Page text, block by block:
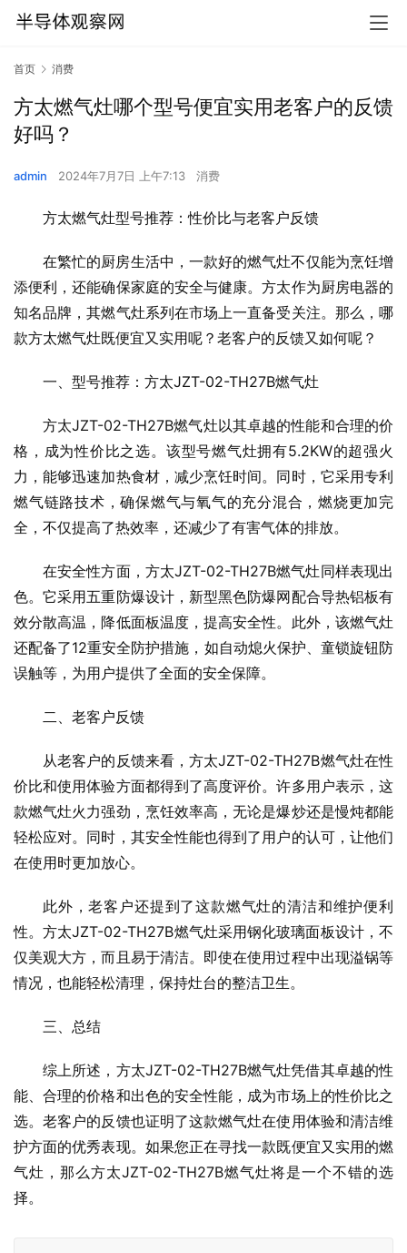
首页 消费
方太燃气灶哪个型号便宜实用老客户的反馈
好吗？
admin 2024年7月7日 上午7:13 消费
方太燃气灶型号推荐：性价比与老客户反馈
在繁忙的厨房生活中，一款好的燃气灶不仅能为烹饪增
添便利，还能确保家庭的安全与健康。方太作为厨房电器的
知名品牌，其燃气灶系列在市场上一直备受关注。那么，哪
款方太燃气灶既便宜又实用呢？老客户的反馈又如何呢？
一、型号推荐：方太JZT-02-TH27B燃气灶
方太JZT-02-TH27B燃气灶以其卓越的性能和合理的价
格，成为性价比之选。该型号燃气灶拥有5.2KW的超强火
力，能够迅速加热食材，减少烹饪时间。同时，它采用专利
燃气链路技术，确保燃气与氧气的充分混合，燃烧更加完
全，不仅提高了热效率，还减少了有害气体的排放。
在安全性方面，方太JZT-02-TH27B燃气灶同样表现出
色。它采用五重防爆设计，新型黑色防爆网配合导热铝板有
效分散高温，降低面板温度，提高安全性。此外，该燃气灶
还配备了12重安全防护措施，如自动熄火保护、童锁旋钮防
误触等，为用户提供了全面的安全保障。
二、老客户反馈
从老客户的反馈来看，方太JZT-02-TH27B燃气灶在性
价比和使用体验方面都得到了高度评价。许多用户表示，这
款燃气灶火力强劲，烹饪效率高，无论是爆炒还是慢炖都能
轻松应对。同时，其安全性能也得到了用户的认可，让他们
在使用时更加放心。
此外，老客户还提到了这款燃气灶的清洁和维护便利
性。方太JZT-02-TH27B燃气灶采用钢化玻璃面板设计，不
仅美观大方，而且易于清洁。即使在使用过程中出现溢锅等
情况，也能轻松清理，保持灶台的整洁卫生。
三、总结
综上所述，方太JZT-02-TH27B燃气灶凭借其卓越的性
能、合理的价格和出色的安全性能，成为市场上的性价比之
选。老客户的反馈也证明了这款燃气灶在使用体验和清洁维
护方面的优秀表现。如果您正在寻找一款既便宜又实用的燃
气灶，那么方太JZT-02-TH27B燃气灶将是一个不错的选
择。